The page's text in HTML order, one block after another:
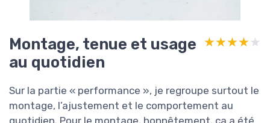
Montage, tenue et usage
au quotidien
★★★★★
★★★★★
Sur la partie « performance », je regroupe surtout le
montage, l’ajustement et le comportement au